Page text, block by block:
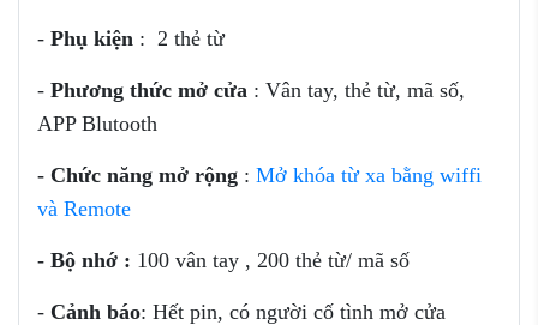
- Phụ kiện : 2 thẻ từ
- Phương thức mở cửa : Vân tay, thẻ từ, mã số,
APP Blutooth
- Chức năng mở rộng : Mở khóa từ xa bằng wiffi
và Remote
- Bộ nhớ : 100 vân tay , 200 thẻ từ/ mã số
- Cảnh báo: Hết pin, có người cố tình mở cửa